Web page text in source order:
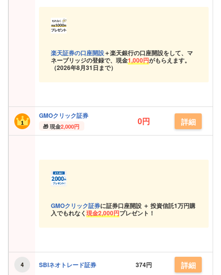
楽天証券の口座開設＋楽天銀行の口座開設をして、マ
ネーブリッジの登録で、現金1,000円がもらえます。
（2026年8月31日まで）
GMOクリック証券
現金2,000円 0円 詳細
GMOクリック証券に証券口座開設 ＋ 投資信託1万円購
入でもれなく現金2,000円プレゼント！
SBIネオトレード証券 374円 詳細